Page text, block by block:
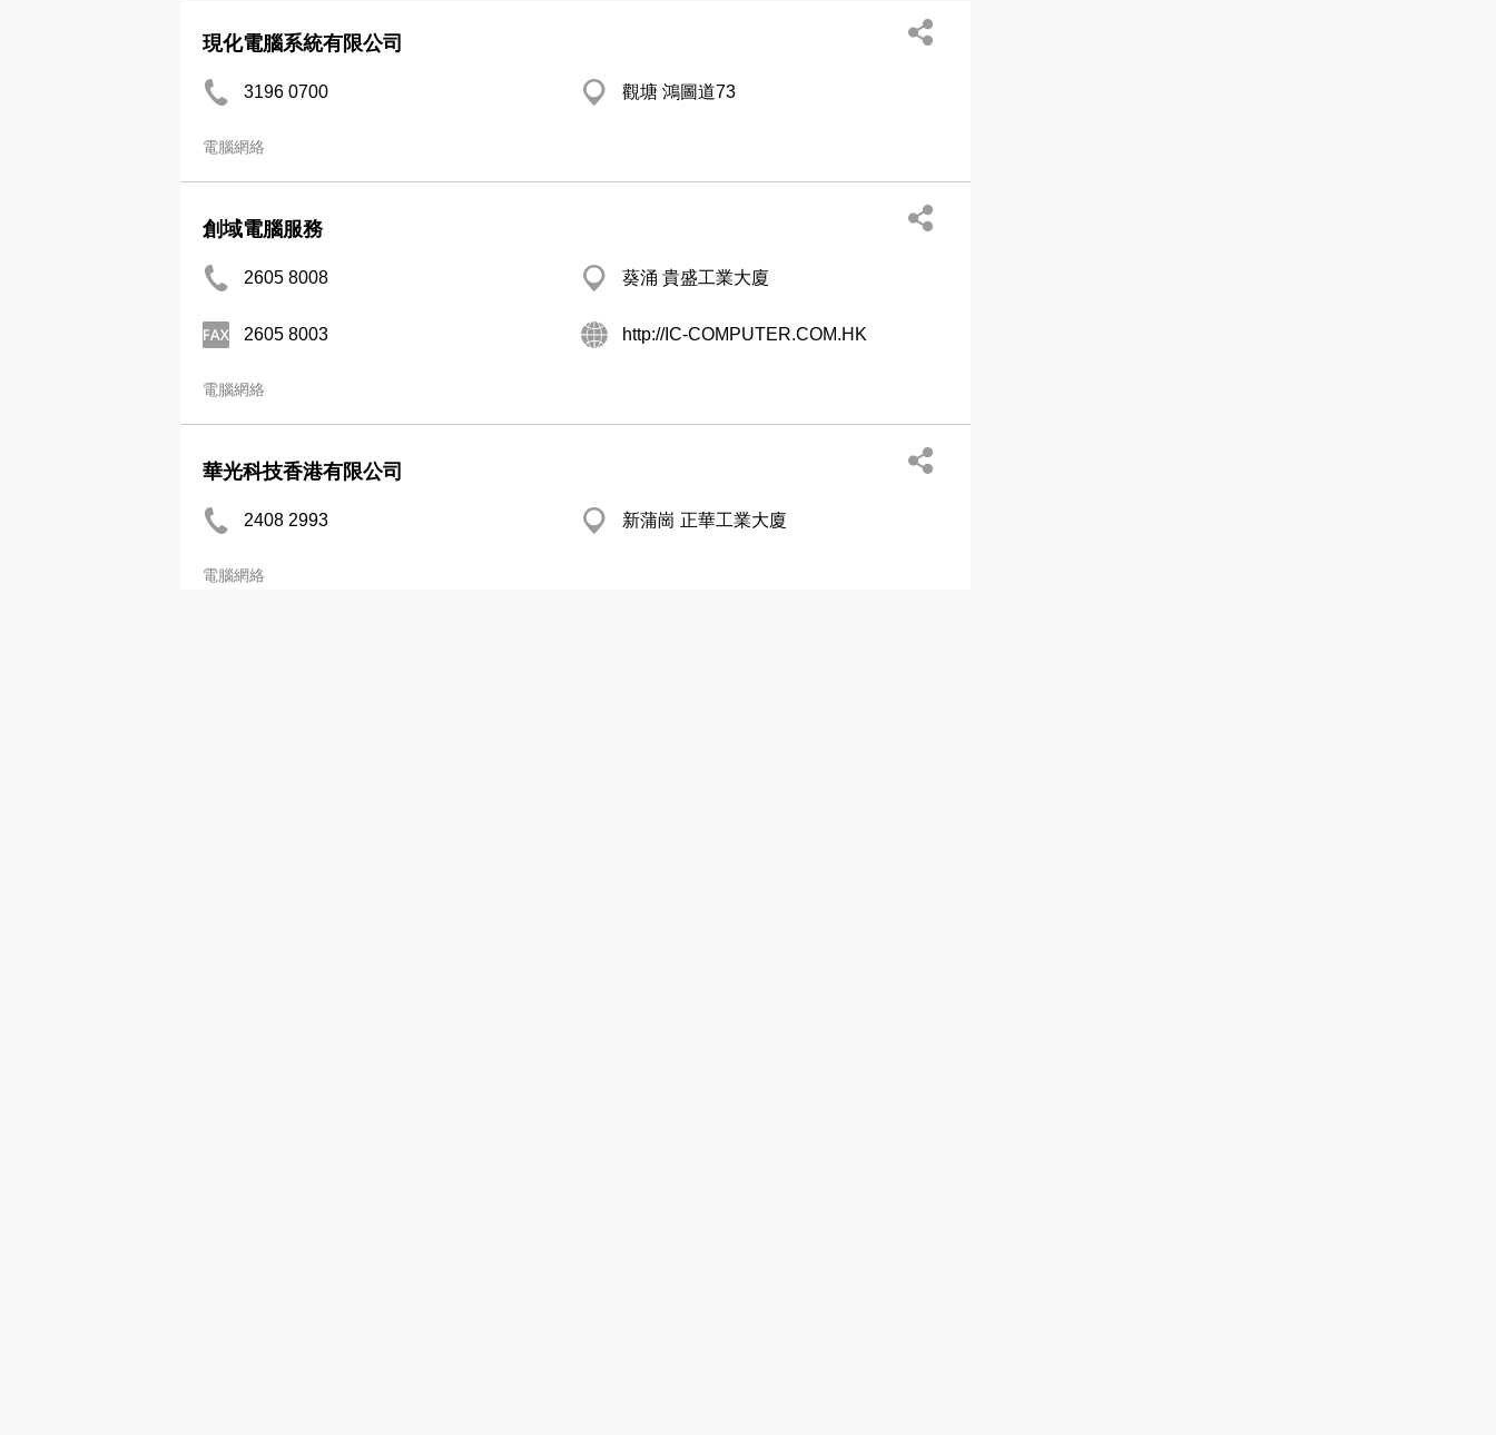
現化電腦系統有限公司
3196 0700 觀塘 鴻圖道73
電腦網絡
創域電腦服務
2605 8008 葵涌 貴盛工業大廈
2605 8003 http://IC-COMPUTER.COM.HK
電腦網絡
華光科技香港有限公司
2408 2993 新蒲崗 正華工業大廈
電腦網絡